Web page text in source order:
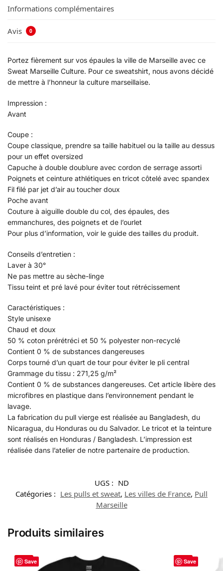
Informations complémentaires
Avis 0
Portez fièrement sur vos épaules la ville de Marseille avec ce
Sweat Marseille Culture. Pour ce sweatshirt, nous avons décidé
de mettre à l’honneur la culture marseillaise.
Impression :
Avant
Coupe :
Coupe classique, prendre sa taille habituel ou la taille au dessus
pour un effet oversized
Capuche à double doublure avec cordon de serrage assorti
Poignets et ceinture athlétiques en tricot côtelé avec spandex
Fil filé par jet d’air au toucher doux
Poche avant
Couture à aiguille double du col, des épaules, des
emmanchures, des poignets et de l’ourlet
Pour plus d’information, voir le guide des tailles du produit.
Conseils d’entretien :
Laver à 30°
Ne pas mettre au sèche-linge
Tissu teint et pré lavé pour éviter tout rétrécissement
Caractéristiques :
Style unisexe
Chaud et doux
50 % coton prérétréci et 50 % polyester non-recyclé
Contient 0 % de substances dangereuses
Corps tourné d’un quart de tour pour éviter le pli central
Grammage du tissu : 271,25 g/m²
Contient 0 % de substances dangereuses. Cet article libère des
microfibres en plastique dans l’environnement pendant le
lavage.
La fabrication du pull vierge est réalisée au Bangladesh, du
Nicaragua, du Honduras ou du Salvador. Le tricot et la teinture
sont réalisés en Honduras / Bangladesh. L’impression est
réalisée dans l’atelier de notre partenaire de production.
UGS : ND
Catégories : Les pulls et sweat, Les villes de France, Pull
Marseille
Produits similaires
Save
-29% Save
-27%